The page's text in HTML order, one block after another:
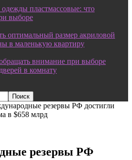
пластмассовые: что
выборе
оптимальный размер акриловой
в маленькую квартиру
внимание при выборе
в комнату
резервы РФ достигли
в $658 млрд
резервы РФ